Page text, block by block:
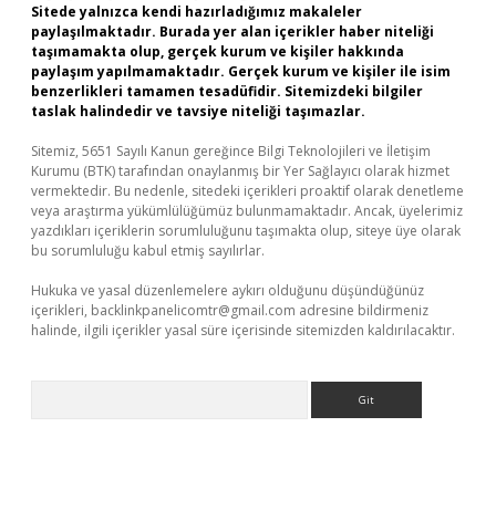
Sitede yalnızca kendi hazırladığımız makaleler
paylaşılmaktadır. Burada yer alan içerikler haber niteliği
taşımamakta olup, gerçek kurum ve kişiler hakkında
paylaşım yapılmamaktadır. Gerçek kurum ve kişiler ile isim
benzerlikleri tamamen tesadüfidir. Sitemizdeki bilgiler
taslak halindedir ve tavsiye niteliği taşımazlar.
Sitemiz, 5651 Sayılı Kanun gereğince Bilgi Teknolojileri ve İletişim
Kurumu (BTK) tarafından onaylanmış bir Yer Sağlayıcı olarak hizmet
vermektedir. Bu nedenle, sitedeki içerikleri proaktif olarak denetleme
veya araştırma yükümlülüğümüz bulunmamaktadır. Ancak, üyelerimiz
yazdıkları içeriklerin sorumluluğunu taşımakta olup, siteye üye olarak
bu sorumluluğu kabul etmiş sayılırlar.
Hukuka ve yasal düzenlemelere aykırı olduğunu düşündüğünüz
içerikleri, backlinkpanelicomtr@gmail.com adresine bildirmeniz
halinde, ilgili içerikler yasal süre içerisinde sitemizden kaldırılacaktır.